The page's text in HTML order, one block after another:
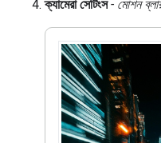
ক্যামেরা সেটিংস - মোশন